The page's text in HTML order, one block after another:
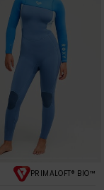
PRIMALOFT® BIO™